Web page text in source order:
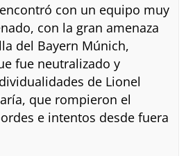
con un equipo muy
con la gran amenaza
del Bayern Múnich,
fue neutralizado y
de Lionel
que rompieron el
e intentos desde fuera